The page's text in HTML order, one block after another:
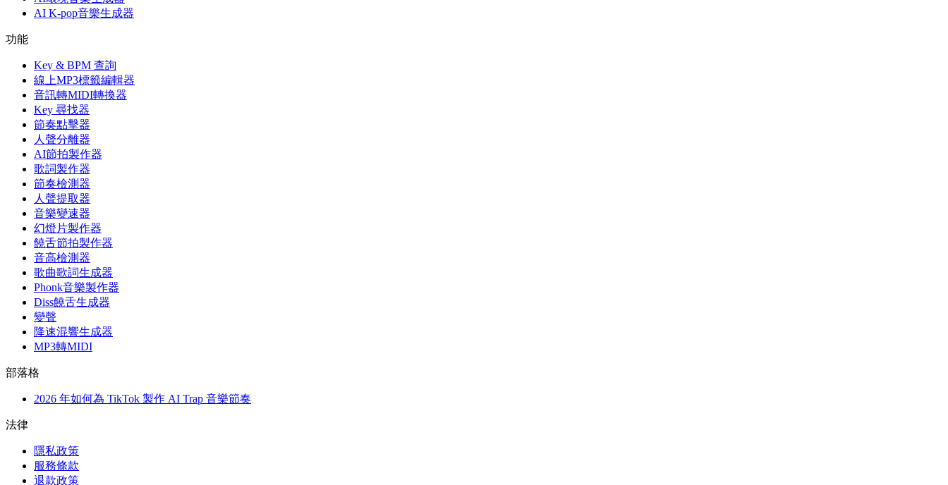
AI K-pop音樂生成器
功能
Key & BPM 查詢
線上MP3標籤編輯器
音訊轉MIDI轉換器
Key 尋找器
節奏點擊器
人聲分離器
AI節拍製作器
歌詞製作器
節奏檢測器
人聲提取器
音樂變速器
幻燈片製作器
饒舌節拍製作器
音高檢測器
歌曲歌詞生成器
Phonk音樂製作器
Diss饒舌生成器
變聲
降速混響生成器
MP3轉MIDI
部落格
2026 年如何為 TikTok 製作 AI Trap 音樂節奏
法律
隱私政策
服務條款
退款政策